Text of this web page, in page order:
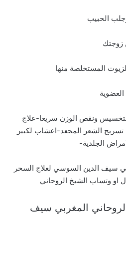
ونقص الوزن سريعا-علاج
الشعر المجعد-اعشاب لكبير
الجلدية-
سيف الدين السوسي لعلاج السحر
او وتساب الشيخ الروحاني
الروحاني المغربي سيف